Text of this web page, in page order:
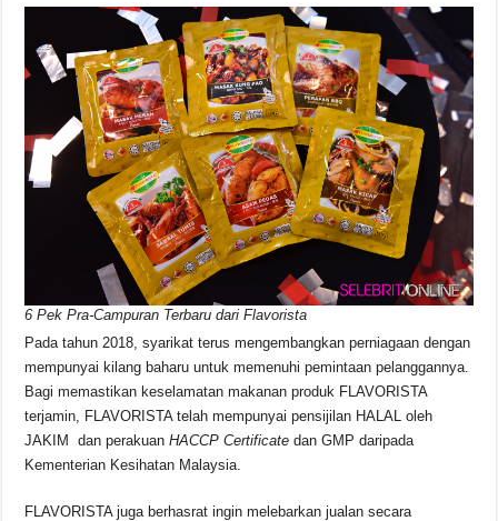
6 Pek Pra-Campuran Terbaru dari Flavorista
Pada tahun 2018, syarikat terus mengembangkan perniagaan dengan
mempunyai kilang baharu untuk memenuhi pemintaan pelanggannya.
Bagi memastikan keselamatan makanan produk FLAVORISTA
terjamin, FLAVORISTA telah mempunyai pensijilan HALAL oleh
JAKIM dan perakuanHACCP Certificate dan GMP daripada
Kementerian Kesihatan Malaysia.
FLAVORISTA juga berhasrat ingin melebarkan jualan secara